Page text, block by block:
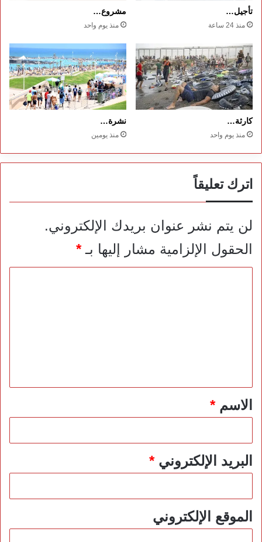
تأجيل…
منذ 24 ساعة
مشروع…
منذ يوم واحد
كارثة…
منذ يوم واحد
نشرة…
منذ يومين
اترك تعليقاً
لن يتم نشر عنوان بريدك الإلكتروني.
الحقول الإلزامية مشار إليها بـ*
*الاسم*
البريد الإلكتروني*
الموقع الإلكتروني